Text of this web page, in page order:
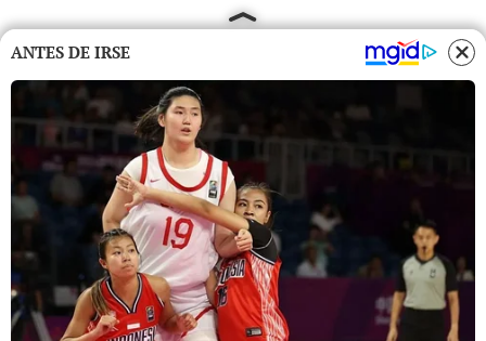
ANTES DE IRSE